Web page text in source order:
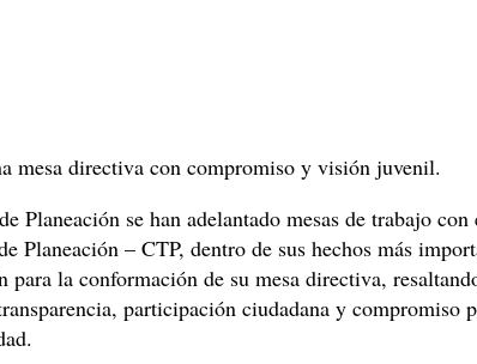
directiva con compromiso y visión juvenil.
Planeación se han adelantado mesas de trabajo con
Planeación – CTP, dentro de sus hechos más
para la conformación de su mesa directiva,
participación ciudadana y compromiso